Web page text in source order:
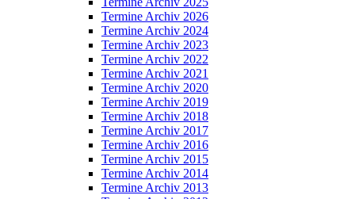
Termine Archiv 2026
Termine Archiv 2024
Termine Archiv 2023
Termine Archiv 2022
Termine Archiv 2021
Termine Archiv 2020
Termine Archiv 2019
Termine Archiv 2018
Termine Archiv 2017
Termine Archiv 2016
Termine Archiv 2015
Termine Archiv 2014
Termine Archiv 2013